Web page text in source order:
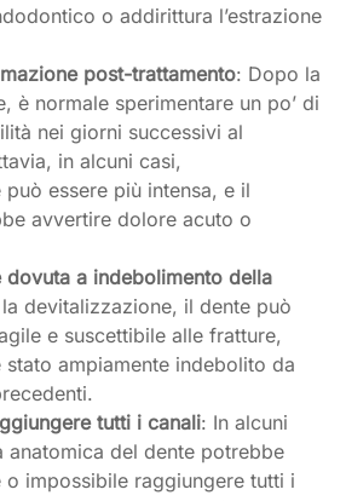
o addirittura l’estrazione
post-trattamento: Dopo la
è normale sperimentare un po’ di
nei giorni successivi al
in alcuni casi,
può essere più intensa, e il
avvertire dolore acuto o
dovuta a indebolimento della
devitalizzazione, il dente può
e suscettibile alle fratture,
stato ampiamente indebolito da
tutti i canali: In alcuni
anatomica del dente potrebbe
impossibile raggiungere tutti i